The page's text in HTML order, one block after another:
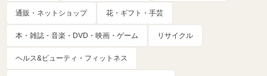
通販・ネットショップ 花・ギフト・手芸
本・雑誌・音楽・DVD・映画・ゲーム リサイクル
ヘルス&ビューティ・フィットネス